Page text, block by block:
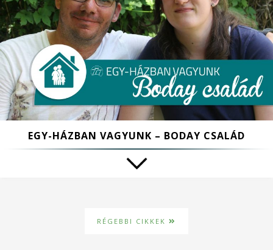
EGY-HÁZBAN VAGYUNK – BODAY CSALÁD
RÉGEBBI CIKKEK